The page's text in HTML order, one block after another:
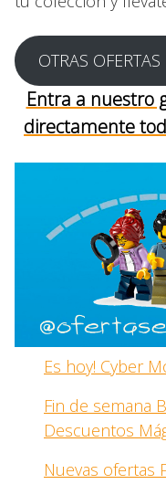
OTRAS
Entra a nuestro
directamente
Es hoy! Cyber
Fin de semana
Descuentos
Nuevas ofertas